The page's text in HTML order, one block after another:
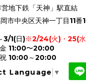
地下鉄「天神」駅直結
市中央区天神一丁目11番
3/1(日)※2/24(火)・25(水
11:00〜20:00
～20:00
Language ▼